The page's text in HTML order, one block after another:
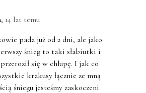
, 14 lat temu
pada już od 2 dni, ale jako
śnieg to taki słabiutki i
się w chlupę. I jak co
krakusy łącznie ze mną
śniegu jesteśmy zaskoczeni